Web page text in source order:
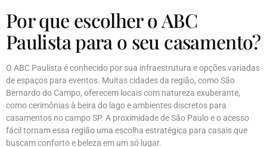
Por que escolher o ABC
Paulista para o seu casamento?
O ABC Paulista é conhecido por sua infraestrutura e opções variadas
de espaços para eventos. Muitas cidades da região, como São
Bernardo do Campo, oferecem locais com natureza exuberante,
como cerimônias à beira do lago e ambientes discretos para
casamentos no campo SP. A proximidade de São Paulo e o acesso
fácil tornam essa região uma escolha estratégica para casais que
buscam conforto e beleza em um só lugar.